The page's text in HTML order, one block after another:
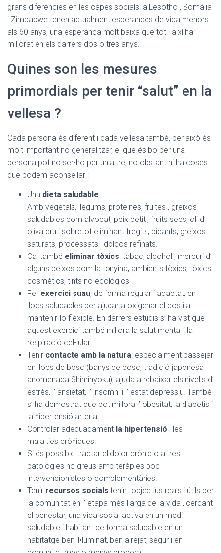
grans diferències en les capes socials: a Lesotho , Somàlia
i Zimbabwe tenen actualment esperances de vida menors
als 60 anys, una esperança molt baixa que tot i així ha
millorat en els darrers dos o tres anys.
Quines son les mesures
primordials per tenir “salut” en la
vellesa ?
Cada persona és diferent i cada vellesa també, per això és
molt important no generalitzar, el que és bo per una
persona pot no ser-ho per un altre, no obstant hi ha coses
que podem aconsellar :
Una dieta saludable
Amb vegetals, llegums, proteïnes, fruites , greixos
saludables com alvocat, peix petit , fruits secs, oli d’
oliva cru i sobretot eliminant fregits, picants, greixos
saturats, processats i dolços refinats.
Cal també eliminar tòxics: tabac, alcohol , mercuri d’
alguns peixos com la tonyina, ambients tòxics, tòxics
cosmètics, tints no ecològics .
Fer exercici suau, de forma regular i adaptat, en
llocs saludables per ajudar a oxigenar el cos i a
mantenir-lo flexible. En darrers estudis s’ ha vist que
aquest exercici també millora la salut mental i la
respiració cel•lular
Tenir contacte amb la natura: especialment passejar
en llocs de bosc (banys de bosc, tradició japonesa
anomenada Shinrinyoku), ajuda a rebaixar els nivells d’
estrès, l’ ansietat, l’ insomni i l’ estat depressiu. També
s’ ha demostrat que pot millora l’ obesitat, la diabetis i
la hipertensió arterial.
Controlar adequadament la hipertensió i les
malalties cròniques.
Si és possible tractar el dolor crònic o altres
patologies no greus amb teràpies poc
intervencionistes o complementàries.
Tenir recursos socials tenint objectius reals i útils per
la comunitat en l’ etapa més llarga de la vida , cercant
el benestar, una vida social activa en un medi
saludable i habitant de forma saludable en un
habitatge ben il•luminat, ben airejat, segur i en